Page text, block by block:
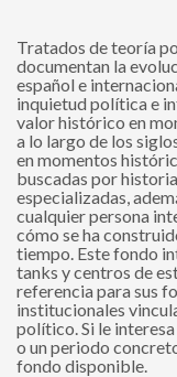
Tratados de teoría
documentan la
español e
inquietud política e
valor histórico en
a lo largo de los
en momentos
buscadas por
especializadas,
cualquier persona
cómo se ha
tiempo. Este fondo
tanks y centros de
referencia para sus
institucionales
político. Si le
o un periodo
fondo disponible.